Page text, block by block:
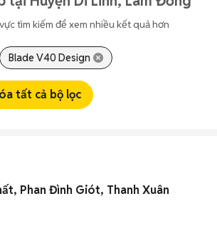
tìm kiếm để xem nhiều kết quả hơn
Blade V40 Design
tất cả bộ lọc
Phan Đình Giót, Thanh Xuân